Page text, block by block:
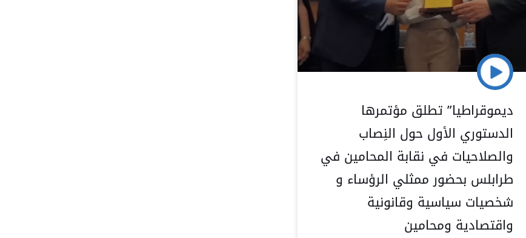
ديموقراطيا” تطلق مؤتمرها
الدستوري الأول حول النِصاب
والصلاحيات في نقابة المحامين في
طرابلس بحضور ممثلي الرؤساء و
شخصيات سياسية وقانونية
واقتصادية ومحامين